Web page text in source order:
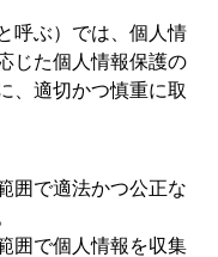
呼ぶ）では、個人情
じた個人情報保護の
、適切かつ慎重に取
囲で適法かつ公正な
囲で個人情報を収集